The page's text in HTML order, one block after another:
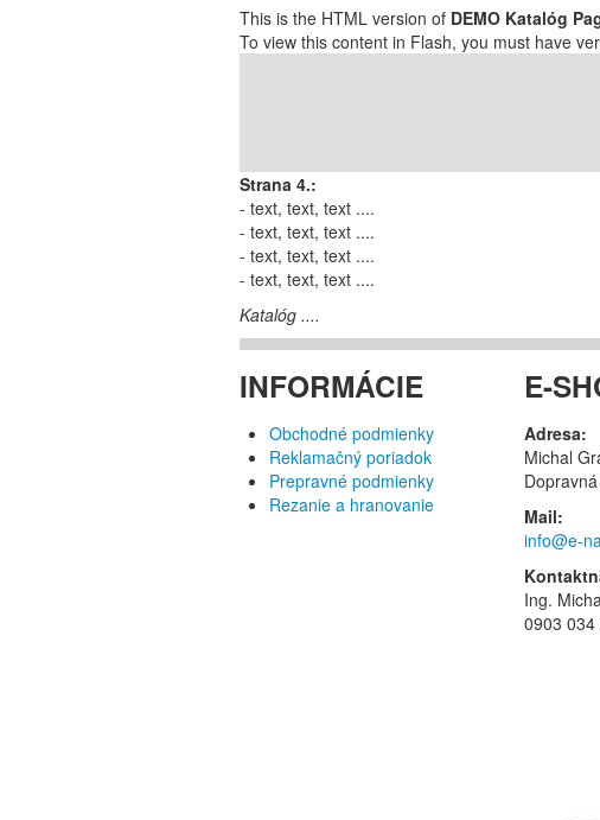
This is the HTML version of DEMO Katalóg
To view this content in Flash, you must have
Strana 4.:
- text, text, text ....
- text, text, text ....
- text, text, text ....
- text, text, text ....
Katalóg ....
INFORMÁCIE
Obchodné podmienky
Reklamačný poriadok
Prepravné podmienky
Rezanie a hranovanie
E-
Adresa:
Michal
Mail:
info@e-
Ing.
0903 034